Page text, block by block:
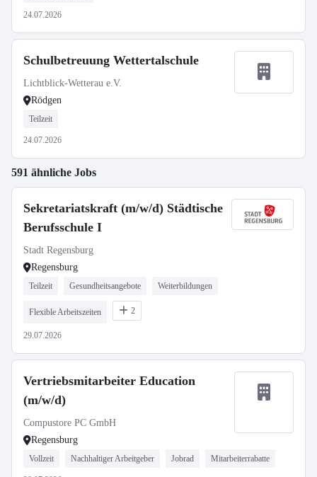
24.07.2026
Schulbetreuung Wettertalschule
Lichtblick-Wetterau e.V.
Rödgen
Teilzeit
24.07.2026
591 ähnliche Jobs
Sekretariatskraft (m/w/d) Städtische
Berufsschule I
Stadt Regensburg
Regensburg
Teilzeit Gesundheitsangebote Weiterbildungen
Flexible Arbeitszeiten 2
29.07.2026
Vertriebsmitarbeiter Education
(m/w/d)
Compustore PC GmbH
Regensburg
Vollzeit Nachhaltiger Arbeitgeber Jobrad Mitarbeiterrabatte